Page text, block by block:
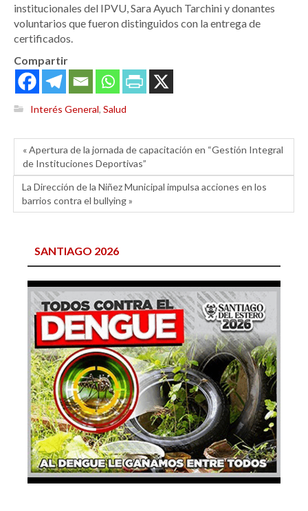
institucionales del IPVU, Sara Ayuch Tarchini y donantes
voluntarios que fueron distinguidos con la entrega de
certificados.
Compartir
Interés General, Salud
« Apertura de la jornada de capacitación en “Gestión Integral
de Instituciones Deportivas”
La Dirección de la Niñez Municipal impulsa acciones en los
barrios contra el bullying »
SANTIAGO 2026